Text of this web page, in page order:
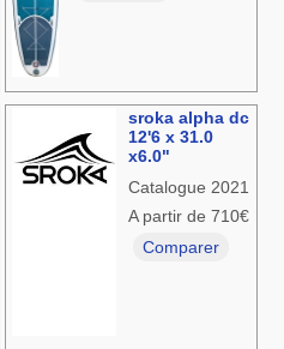
sroka alpha dc
12'6 x 31.0
x6.0"
Catalogue 2021
A partir de 710€
Comparer